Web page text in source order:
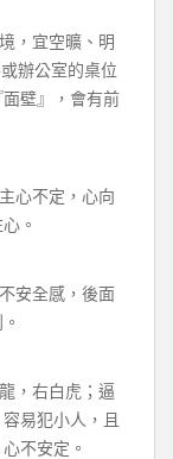
，宜空曠、明
辦公室的桌位
壁』，會有前
心不定，心向
。
安全感，後面
，右白虎；逼
易犯小人，且
不安定。